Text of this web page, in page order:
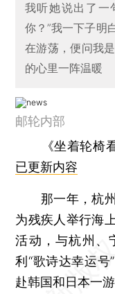
我听她说出了
你？”我一下子明
在游荡，便问我
的心里一阵温暖
邮轮内部
《坐着轮椅
已更新内容
那一年，杭州
为残疾人举行海
活动，与杭州、
利“歌诗达幸运
赴韩国和日本一游